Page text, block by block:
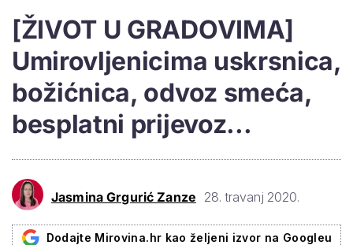
[ŽIVOT U GRADOVIMA]
Umirovljenicima uskrsnica,
božićnica, odvoz smeća,
besplatni prijevoz...
Jasmina Grgurić Zanze 28. travanj 2020.
Dodajte Mirovina.hr kao željeni izvor na Googleu